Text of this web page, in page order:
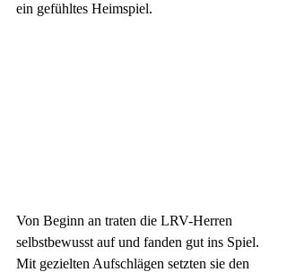
ein gefühltes Heimspiel.
Von Beginn an traten die LRV-Herren
selbstbewusst auf und fanden gut ins Spiel.
Mit gezielten Aufschlägen setzten sie den